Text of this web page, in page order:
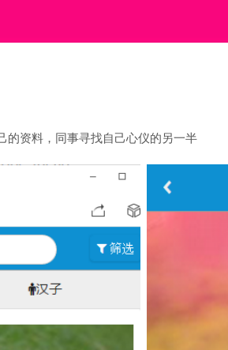
的资料，同事寻找自己心仪的另一半